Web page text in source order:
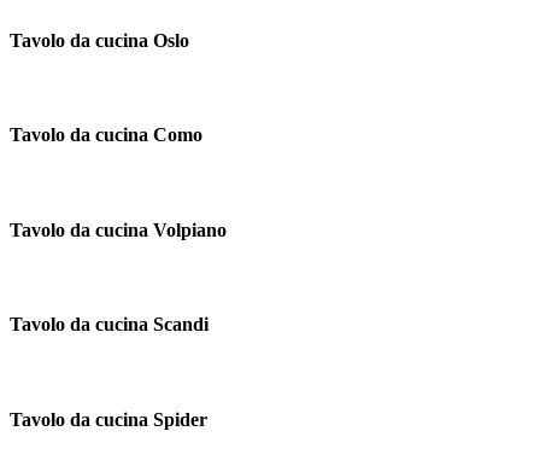
Tavolo da cucina Oslo
Tavolo da cucina Como
Tavolo da cucina Volpiano
Tavolo da cucina Scandi
Tavolo da cucina Spider